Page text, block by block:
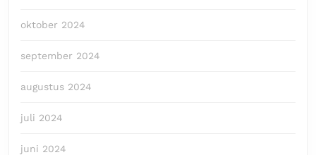
oktober 2024
september 2024
augustus 2024
juli 2024
juni 2024